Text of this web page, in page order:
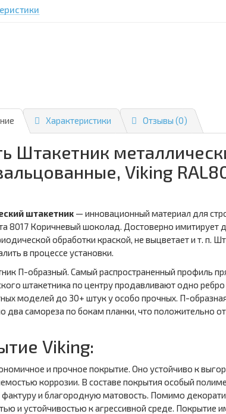
Характеристики Отзывы (0)
Штакетник
Viking
штакетник — инновационный материал для
8017 Коричневый шоколад. Достоверно
обработки краской, не выцветает и т. п.
в процессе установки.
П-образный. Самый распространенный профиль
штакетника по центру продавливают одно
моделей до 30+ штук у особо прочных. П-
два самореза по бокам планки, что положительно
Viking:
и прочное покрытие. Оно устойчиво к
коррозии. В составе покрытия особый
и благородную матовость. Помимо
и устойчивостью к агрессивной среде.